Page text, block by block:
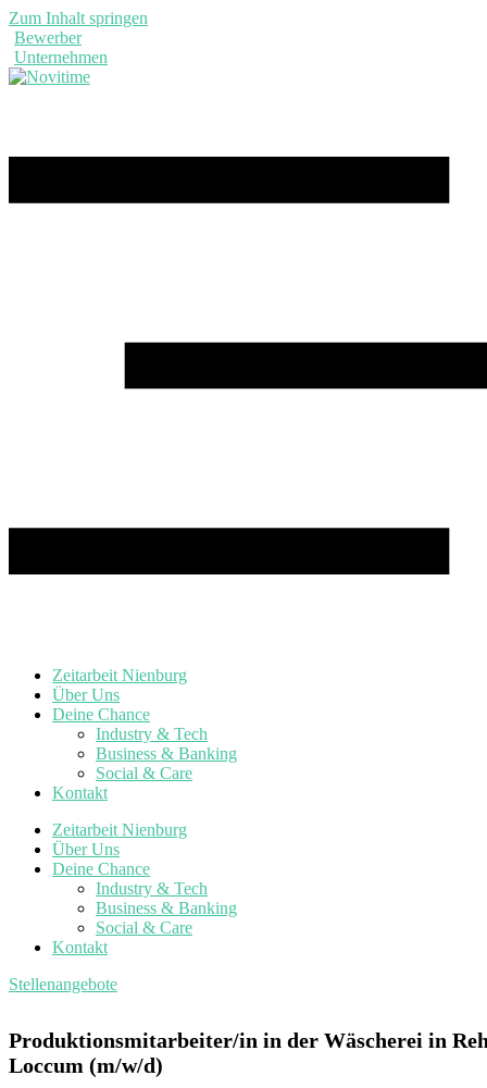
Zum Inhalt springen
Bewerber
Unternehmen
Zeitarbeit Nienburg
Über Uns
Deine Chance
Industry & Tech
Business & Banking
Social & Care
Kontakt
Zeitarbeit Nienburg
Über Uns
Deine Chance
Industry & Tech
Business & Banking
Social & Care
Kontakt
Stellenangebote
Produktionsmitarbeiter/in in der Wäscherei in
Loccum (m/w/d)